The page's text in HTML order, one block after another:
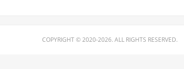
COPYRIGHT © 2020-2026. ALL RIGHTS RESERVED.